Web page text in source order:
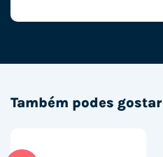
Também podes gostar